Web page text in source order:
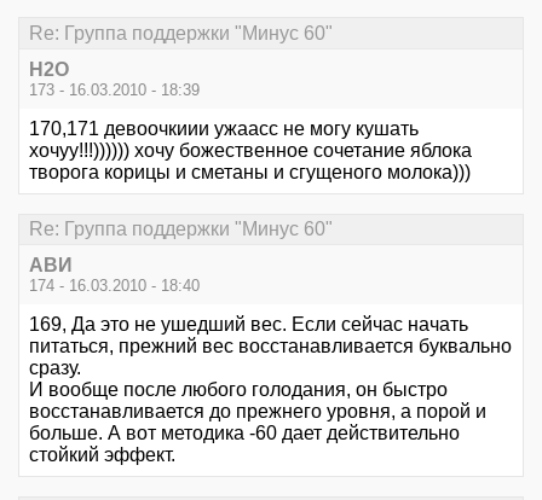
Re: Группа поддержки "Минус 60"
Н2О
173 - 16.03.2010 - 18:39
170,171 девоочкиии ужаасс не могу кушать
хочуу!!!)))))) хочу божественное сочетание яблока
творога корицы и сметаны и сгущеного молока)))
Re: Группа поддержки "Минус 60"
АВИ
174 - 16.03.2010 - 18:40
169, Да это не ушедший вес. Если сейчас начать
питаться, прежний вес восстанавливается буквально
сразу.
И вообще после любого голодания, он быстро
восстанавливается до прежнего уровня, а порой и
больше. А вот методика -60 дает действительно
стойкий эффект.